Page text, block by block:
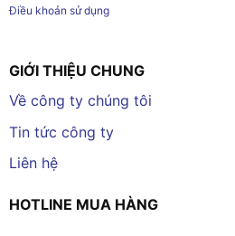
Điều khoản sử dụng
GIỚI THIỆU CHUNG
Về công ty chúng tôi
Tin tức công ty
Liên hệ
HOTLINE MUA HÀNG